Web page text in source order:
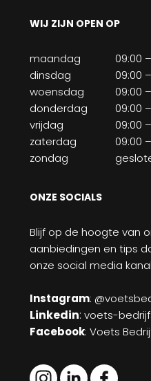
WIJ ZIJN OPEN OP
maandag
09:00
dinsdag
09:00
woensdag
09:00
donderdag
09:00
vrijdag
09:00
zaterdag
09:00
zondag
ONZE SOCIALS
Blijf op de hoogte van
aanbiedingen en tips
onze social media
Instagram:
Linkedin: voets-
Facebook: Voets